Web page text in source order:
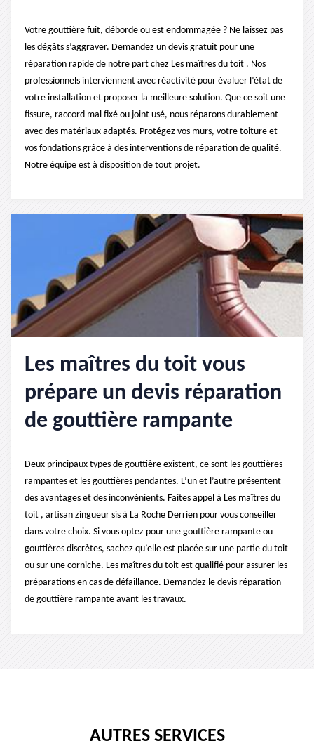
Votre gouttière fuit, déborde ou est endommagée ? Ne laissez pas
les dégâts s’aggraver. Demandez un devis gratuit pour une
réparation rapide de notre part chez Les maîtres du toit . Nos
professionnels interviennent avec réactivité pour évaluer l’état de
votre installation et proposer la meilleure solution. Que ce soit une
fissure, raccord mal fixé ou joint usé, nous réparons durablement
avec des matériaux adaptés. Protégez vos murs, votre toiture et
vos fondations grâce à des interventions de réparation de qualité.
Notre équipe est à disposition de tout projet.
Les maîtres du toit vous
prépare un devis réparation
de gouttière rampante
Deux principaux types de gouttière existent, ce sont les gouttières
rampantes et les gouttières pendantes. L’un et l’autre présentent
des avantages et des inconvénients. Faites appel à Les maîtres du
toit , artisan zingueur sis à La Roche Derrien pour vous conseiller
dans votre choix. Si vous optez pour une gouttière rampante ou
gouttières discrètes, sachez qu’elle est placée sur une partie du toit
ou sur une corniche. Les maîtres du toit est qualifié pour assurer les
préparations en cas de défaillance. Demandez le devis réparation
de gouttière rampante avant les travaux.
AUTRES SERVICES